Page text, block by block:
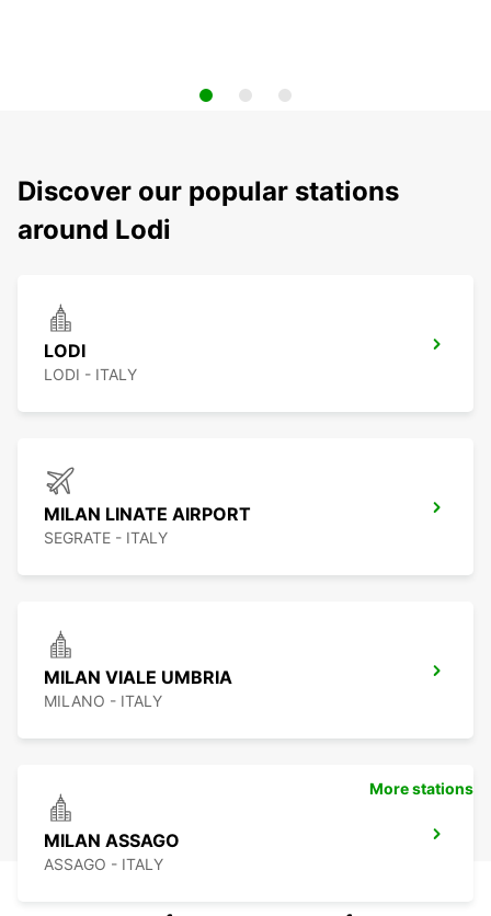
Discover our popular stations
around Lodi
LODI
LODI - ITALY
MILAN LINATE AIRPORT
SEGRATE - ITALY
MILAN VIALE UMBRIA
MILANO - ITALY
MILAN ASSAGO
ASSAGO - ITALY
More stations